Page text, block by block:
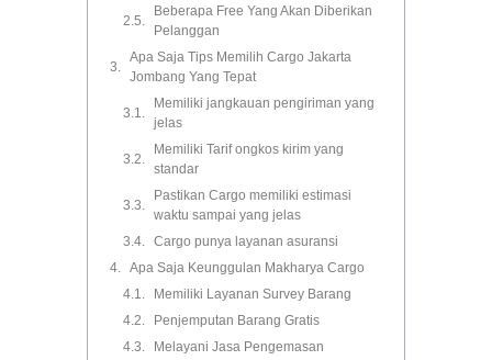
Beberapa Free Yang Akan Diberikan
Pelanggan
Apa Saja Tips Memilih Cargo Jakarta
Jombang Yang Tepat
Memiliki jangkauan pengiriman yang
jelas
Memiliki Tarif ongkos kirim yang
standar
Pastikan Cargo memiliki estimasi
waktu sampai yang jelas
Cargo punya layanan asuransi
Apa Saja Keunggulan Makharya Cargo
Memiliki Layanan Survey Barang
Penjemputan Barang Gratis
Melayani Jasa Pengemasan